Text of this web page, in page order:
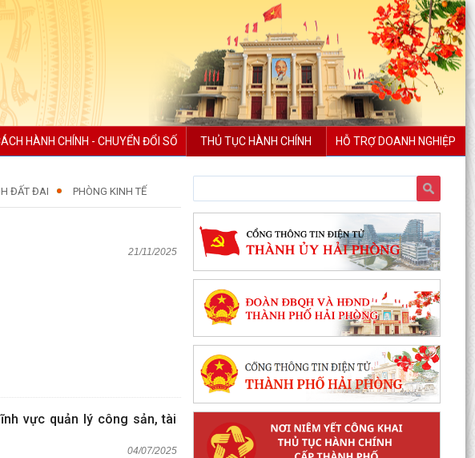
HÀNH CHÍNH - CHUYỂN ĐỔI SỐ THỦ TỤC HÀNH CHÍNH HỖ TRỢ DOANH NGHIỆP
ĐẤT ĐAI PHÒNG KINH TẾ
21/11/2025
vực quản lý công sản, tài
04/07/2025